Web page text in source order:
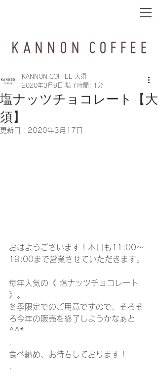
塩ナッツチョコレート【大
須】
KANNON COFFEE 大須
2020年3月9日 読了時間: 1分
更新日： 2020年3月17日
おはようございます！本日も11:00〜
19:00まで営業させていただきます。
毎年人気の《 塩ナッツチョコレート
》。
冬季限定でのご用意ですので、そろそ
ろ今年の販売を終了しようかなぁと
^^*
食べ納め、お待ちしております！